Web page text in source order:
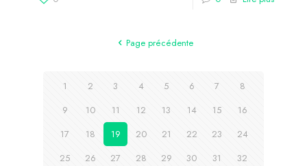
Page précédente
1 2 3 4 5 6 7
8
9
10 11 12 13 14 15
16
17
18 19 20 21 22 23
24
25
26 27 28 29 30 31
32